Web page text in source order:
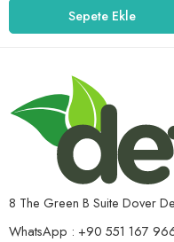
Sepete Ekle
8 The Green B Suite Dover
WhatsApp : +90 551 167